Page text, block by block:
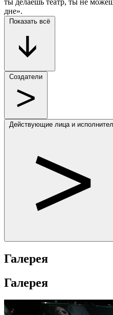
дне».
Показать всё
Создатели
Действующие лица и
Галерея
Галерея